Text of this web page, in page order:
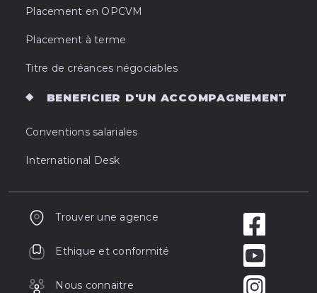
Placement en OPCVM
Placement à terme
Titre de créances négociables
BENEFICIER D'UN ACCOMPAGNEMENT
Conventions salariales
International Desk
Trouver une agence
Ethique et conformité
Nous connaitre